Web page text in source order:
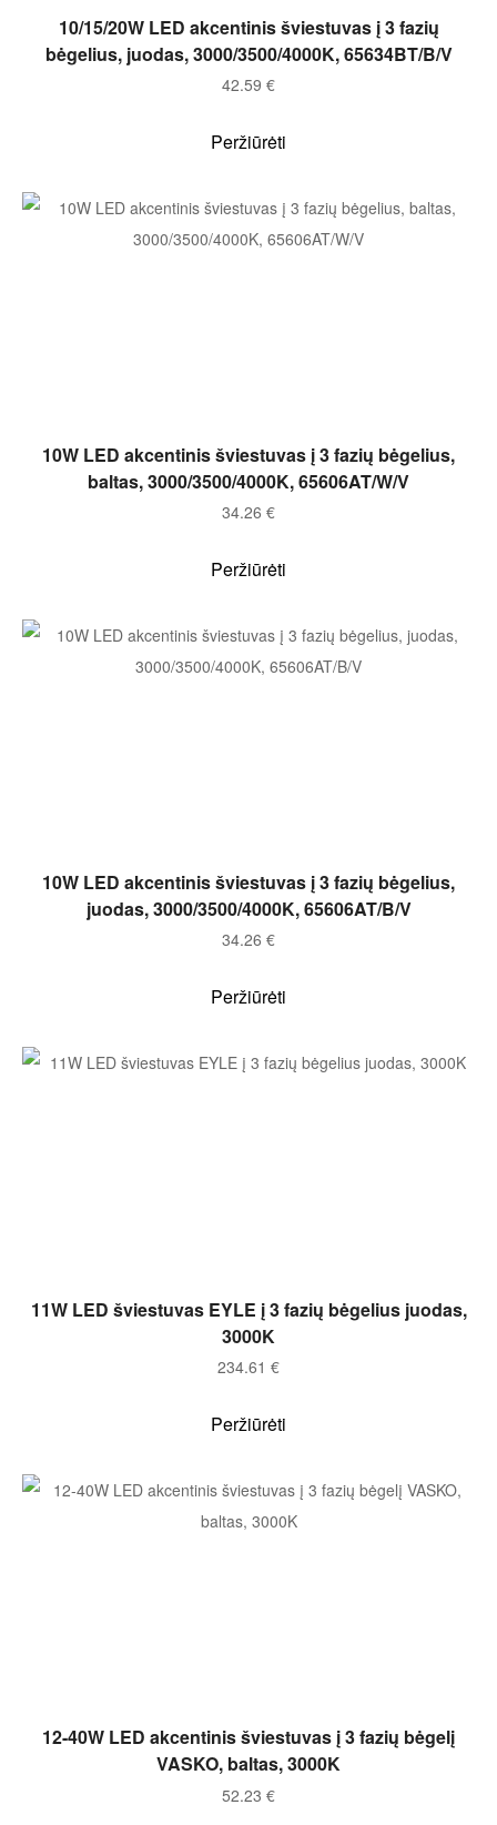
Į KREPŠELĮ
10/15/20W LED akcentinis šviestuvas į 3 fazių
bėgelius, juodas, 3000/3500/4000K, 65634BT/B/V
42.59 €
Peržiūrėti
Į KREPŠELĮ
10W LED akcentinis šviestuvas į 3 fazių bėgelius,
baltas, 3000/3500/4000K, 65606AT/W/V
34.26 €
Peržiūrėti
Į KREPŠELĮ
10W LED akcentinis šviestuvas į 3 fazių bėgelius,
juodas, 3000/3500/4000K, 65606AT/B/V
34.26 €
Peržiūrėti
Į KREPŠELĮ
11W LED šviestuvas EYLE į 3 fazių bėgelius juodas,
3000K
234.61 €
Peržiūrėti
Į KREPŠELĮ
12-40W LED akcentinis šviestuvas į 3 fazių bėgelį
VASKO, baltas, 3000K
52.23 €